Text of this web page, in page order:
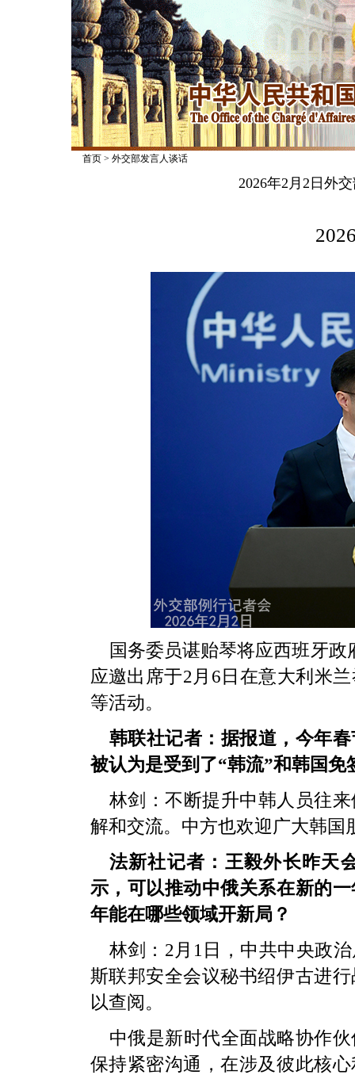
首页> 外交部发言人谈话
2026年2月2日外
国务委员谌贻琴将应西班牙
应邀出席于2月6日在意大利米
等活动。
韩联社记者：据报道，今年
被认为是受到了“韩流”和韩国
林剑：不断提升中韩人员往
解和交流。中方也欢迎广大韩国
法新社记者：王毅外长昨天
示，可以推动中俄关系在新的
年能在哪些领域开新局？
林剑：2月1日，中共中央政
斯联邦安全会议秘书绍伊古进
以查阅。
中俄是新时代全面战略协作
保持紧密沟通，在涉及彼此核